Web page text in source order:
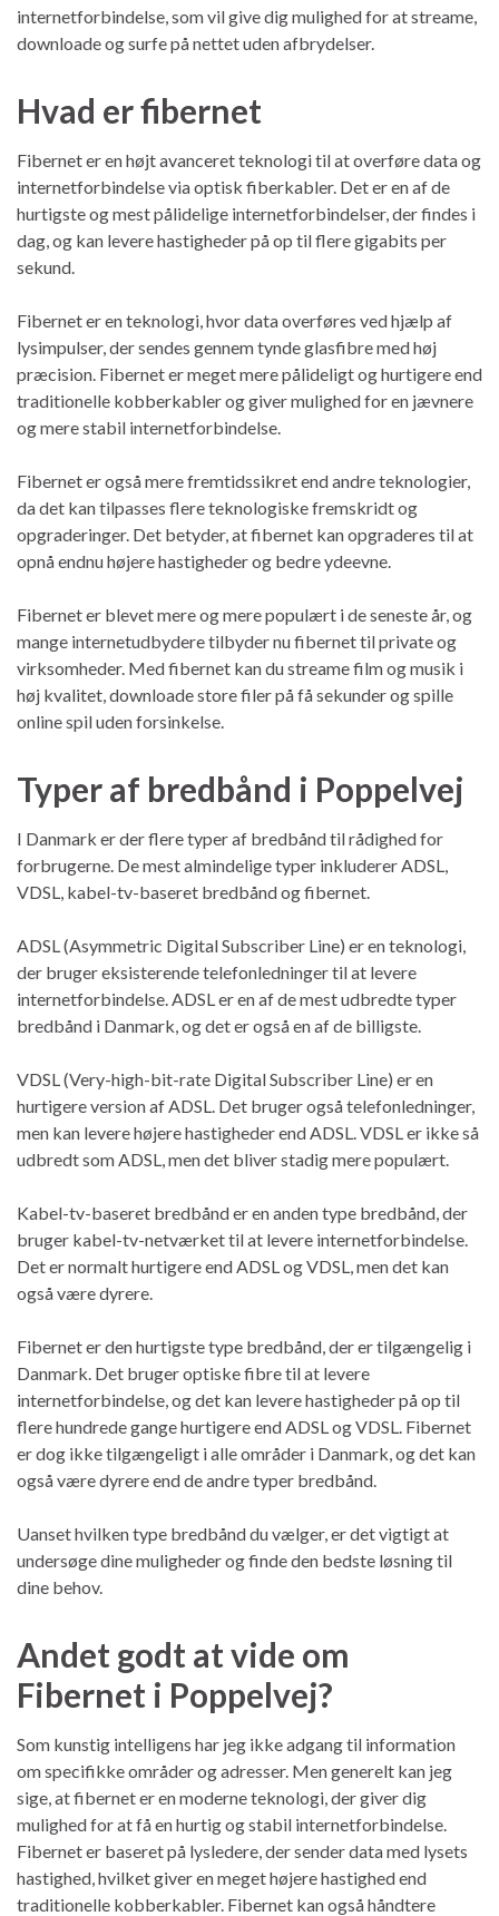
internetforbindelse, som vil give dig mulighed for at streame,
downloade og surfe på nettet uden afbrydelser.
Hvad er fibernet
Fibernet er en højt avanceret teknologi til at overføre data og
internetforbindelse via optisk fiberkabler. Det er en af de
hurtigste og mest pålidelige internetforbindelser, der findes i
dag, og kan levere hastigheder på op til flere gigabits per
sekund.
Fibernet er en teknologi, hvor data overføres ved hjælp af
lysimpulser, der sendes gennem tynde glasfibre med høj
præcision. Fibernet er meget mere pålideligt og hurtigere end
traditionelle kobberkabler og giver mulighed for en jævnere
og mere stabil internetforbindelse.
Fibernet er også mere fremtidssikret end andre teknologier,
da det kan tilpasses flere teknologiske fremskridt og
opgraderinger. Det betyder, at fibernet kan opgraderes til at
opnå endnu højere hastigheder og bedre ydeevne.
Fibernet er blevet mere og mere populært i de seneste år, og
mange internetudbydere tilbyder nu fibernet til private og
virksomheder. Med fibernet kan du streame film og musik i
høj kvalitet, downloade store filer på få sekunder og spille
online spil uden forsinkelse.
Typer af bredbånd i Poppelvej
I Danmark er der flere typer af bredbånd til rådighed for
forbrugerne. De mest almindelige typer inkluderer ADSL,
VDSL, kabel-tv-baseret bredbånd og fibernet.
ADSL (Asymmetric Digital Subscriber Line) er en teknologi,
der bruger eksisterende telefonledninger til at levere
internetforbindelse. ADSL er en af de mest udbredte typer
bredbånd i Danmark, og det er også en af de billigste.
VDSL (Very-high-bit-rate Digital Subscriber Line) er en
hurtigere version af ADSL. Det bruger også telefonledninger,
men kan levere højere hastigheder end ADSL. VDSL er ikke så
udbredt som ADSL, men det bliver stadig mere populært.
Kabel-tv-baseret bredbånd er en anden type bredbånd, der
bruger kabel-tv-netværket til at levere internetforbindelse.
Det er normalt hurtigere end ADSL og VDSL, men det kan
også være dyrere.
Fibernet er den hurtigste type bredbånd, der er tilgængelig i
Danmark. Det bruger optiske fibre til at levere
internetforbindelse, og det kan levere hastigheder på op til
flere hundrede gange hurtigere end ADSL og VDSL. Fibernet
er dog ikke tilgængeligt i alle områder i Danmark, og det kan
også være dyrere end de andre typer bredbånd.
Uanset hvilken type bredbånd du vælger, er det vigtigt at
undersøge dine muligheder og finde den bedste løsning til
dine behov.
Andet godt at vide om
Fibernet i Poppelvej?
Som kunstig intelligens har jeg ikke adgang til information
om specifikke områder og adresser. Men generelt kan jeg
sige, at fibernet er en moderne teknologi, der giver dig
mulighed for at få en hurtig og stabil internetforbindelse.
Fibernet er baseret på lysledere, der sender data med lysets
hastighed, hvilket giver en meget højere hastighed end
traditionelle kobberkabler. Fibernet kan også håndtere